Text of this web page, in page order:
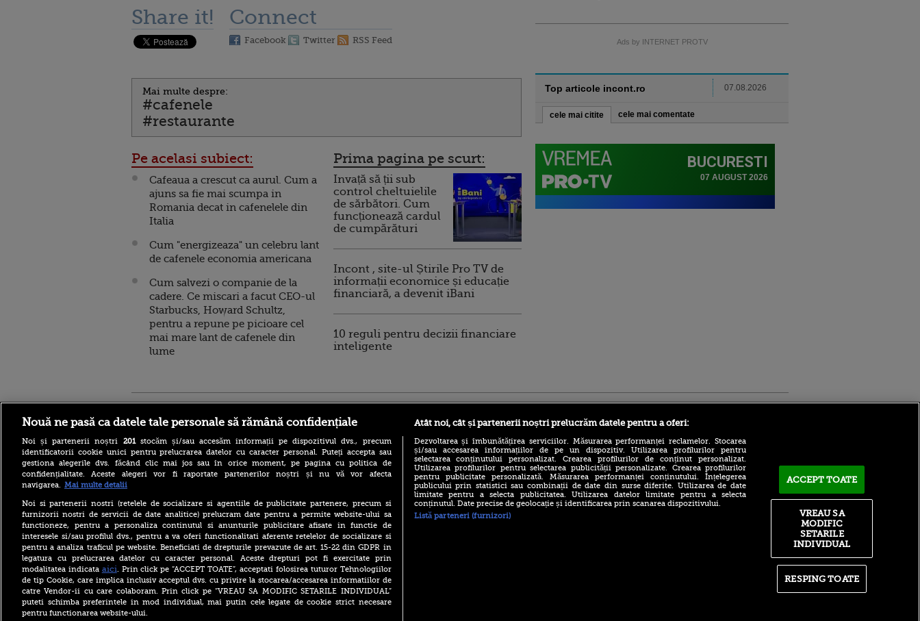
Share it! Connect
Facebook Twitter RSS Feed
Mai multe despre:
#cafenele
#restaurante
Pe acelasi subiect:
Cafeaua a crescut ca aurul. Cum a
ajuns sa fie mai scumpa in
Romania decat in cafenelele din
Italia
Cum "energizeaza" un celebru lant
de cafenele economia americana
Cum salvezi o companie de la
cadere. Ce miscari a facut CEO-ul
Starbucks, Howard Schultz,
pentru a repune pe picioare cel
mai mare lant de cafenele din
lume
Prima pagina pe scurt:
Invață să ții sub
control cheltuielile
de sărbători. Cum
funcționează cardul
de cumpărături
Incont , site-ul Știrile Pro TV de
informații economice și educație
financiară, a devenit iBani
10 reguli pentru decizii financiare
inteligente
Ads by INTERNET PROTV
Top articole incont.ro 07.08.2026
cele mai citite cele mai comentate
româncă a fost arestată în
Germania pentru spionaj în
favoarea Rusiei
Alerta West Nile: două
persoane au murit, iar
numărul cazurilor a ajuns la
10. Măsurile de protecție
împotriva țânțarilor
Ce le-a spus Donald Trump
donatorilor despre
succesorul său pentru
(P) Descoperă Lumea
Evenimentelor din România
Atmosferă din altă lume la
City pentru 50.000.000€ și a
Nouă ne pasă ca datele tale personale să rămână confidențiale
Noi și partenerii noștri 201stocăm și/sau accesăm informații pe dispozitivul dvs., precum
identificatorii cookie unici pentru prelucrarea datelor cu caracter personal. Puteți accepta sau
gestiona alegerile dvs. făcând clic mai jos sau în orice moment, pe pagina cu politica de
confidențialitate. Aceste alegeri vor fi raportate partenerilor noștri și nu vă vor afecta
navigarea. Mai multe detalii
Noi si partenerii nostri (retelele de socializare si agentiile de publicitate partenere, precum si
furnizorii nostri de servicii de date analitice) prelucram date pentru a permite website-ului sa
functioneze, pentru a personaliza continutul si anunturile publicitare afisate in functie de
interesele si/sau profilul dvs., pentru a va oferi functionalitati aferente retelelor de socializare si
pentru a analiza traficul pe website. Beneficiati de drepturile prevazute de art. 15-22 din GDPR in
legatura cu prelucrarea datelor cu caracter personal. Aceste drepturi pot fi exercitate prin
modalitatea indicata aici. Prin click pe “ACCEPT TOATE”, acceptati folosirea tuturor Tehnologiilor
de tip Cookie, care implica inclusiv acceptul dvs. cu privire la stocarea/accesarea informatiilor de
catre Vendor-ii cu care colaboram. Prin click pe “VREAU SA MODIFIC SETARILE INDIVIDUAL”
puteti schimba preferintele in mod individual, mai putin cele legate de cookie strict necesare
pentru functionarea website-ului.
Atât noi, cât și partenerii noștri prelucrăm datele pentru a oferi:
Dezvoltarea și îmbunătățirea serviciilor. Măsurarea performanței reclamelor. Stocarea
și/sau accesarea informațiilor de pe un dispozitiv. Utilizarea profilurilor pentru
selectarea conținutului personalizat. Crearea profilurilor de conținut personalizat.
Utilizarea profilurilor pentru selectarea publicității personalizate. Crearea profilurilor
pentru publicitate personalizată. Măsurarea performanței conținutului. Înțelegerea
publicului prin statistici sau combinații de date din surse diferite. Utilizarea de date
limitate pentru a selecta publicitatea. Utilizarea datelor limitate pentru a selecta
conținutul. Date precise de geolocație și identificarea prin scanarea dispozitivului.
Listă parteneri (furnizori)
ACCEPT TOATE
RESPING TOATE
VREAU SA
MODIFIC
SETARILE
INDIVIDUAL